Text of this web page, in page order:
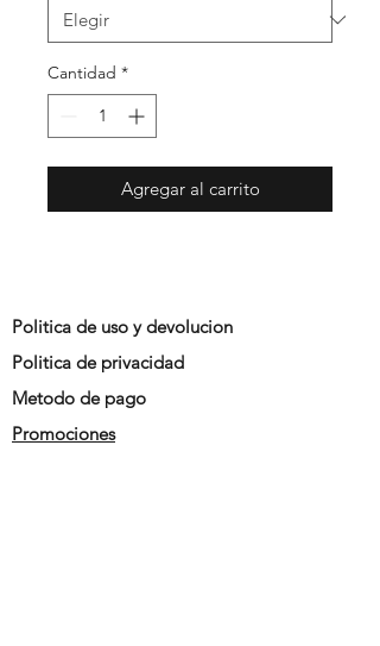
Cantidad *
Agregar al carrito
Politica de uso y devolucion
Politica de privacidad
Metodo de pago
Promociones